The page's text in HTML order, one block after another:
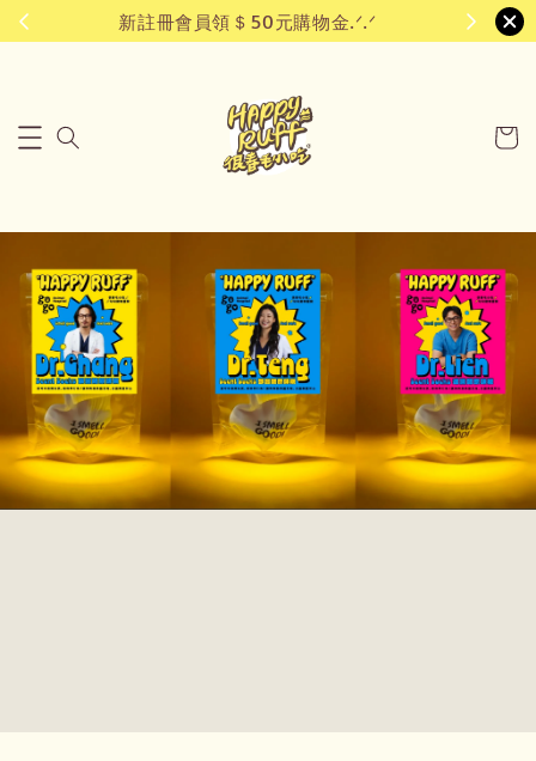
新註冊會員領＄50元購物金.ᐟ.ᐟ